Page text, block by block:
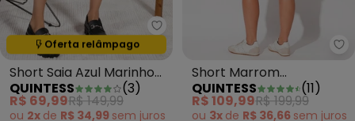
Quintess - Short Saia Azul
Oferta relâmpago
Termina em:02:31:57
Short Saia Azul Marinho
em Tricoline
QUINTESS (3)
R$ 69,99R$ 149,99
ou 2x de R$ 34,99 sem juros
Short Marrom
Amendoado em
Alfaiataria
QUINTESS (11)
R$ 109,99R$ 199,99
ou 3x de R$ 36,66 sem juros